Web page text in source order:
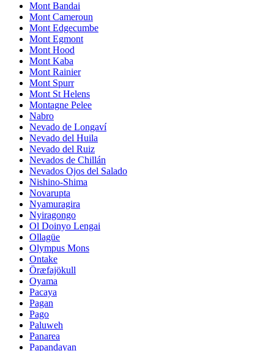
Mont Bandai
Mont Cameroun
Mont Edgecumbe
Mont Egmont
Mont Hood
Mont Kaba
Mont Rainier
Mont Spurr
Mont St Helens
Montagne Pelee
Nabro
Nevado de Longaví
Nevado del Huila
Nevado del Ruiz
Nevados de Chillán
Nevados Ojos del Salado
Nishino-Shima
Novarupta
Nyamuragira
Nyiragongo
Ol Doinyo Lengai
Ollagüe
Olympus Mons
Ontake
Öræfajökull
Oyama
Pacaya
Pagan
Pago
Paluweh
Panarea
Papandayan